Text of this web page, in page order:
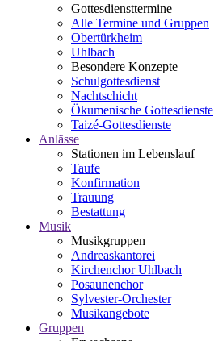
Gottesdiensttermine
Alle Termine und Gruppen
Obertürkheim
Uhlbach
Besondere Konzepte
Schulgottesdienst
Nachtschicht
Ökumenische Gottesdienste
Taizé-Gottesdienste
Anlässe
Stationen im Lebenslauf
Taufe
Konfirmation
Trauung
Bestattung
Musik
Musikgruppen
Andreaskantorei
Kirchenchor Uhlbach
Posaunenchor
Sylvester-Orchester
Musikangebote
Gruppen